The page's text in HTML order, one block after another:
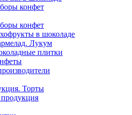
конфет
конфет
в шоколаде
Лукум
плитки
Торты